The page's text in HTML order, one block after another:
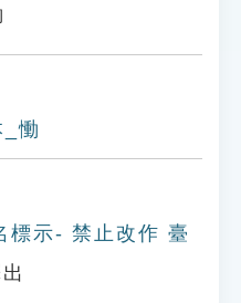
慟
標示- 禁止改作 臺